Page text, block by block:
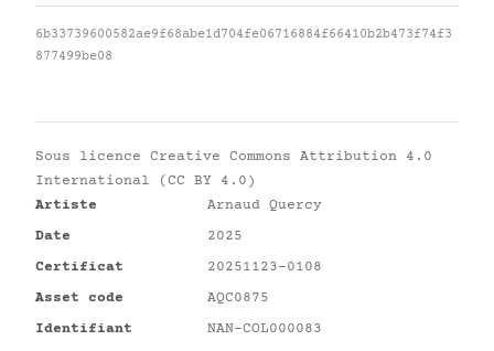
6b33739600582ae9f68abe1d704fe06716884f66410b2b473f74f3
877499be08
Sous licence Creative Commons Attribution 4.0
International (CC BY 4.0)
Artiste
Arnaud Quercy
Date
2025
Certificat
20251123-0108
Asset code
AQC0875
Identifiant
NAN-COL000083